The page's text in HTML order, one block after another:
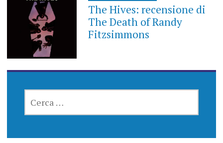
The Hives: recensione di
The Death of Randy
Fitzsimmons
PER: